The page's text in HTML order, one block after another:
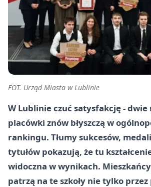
FOT. Urząd Miasta w Lublinie
W Lublinie czuć satysfakcję - dwie
placówki znów błyszczą w
rankingu. Tłumy sukcesów,
tytułów pokazują, że tu
widoczna w wynikach.
patrzą na te szkoły nie tylko